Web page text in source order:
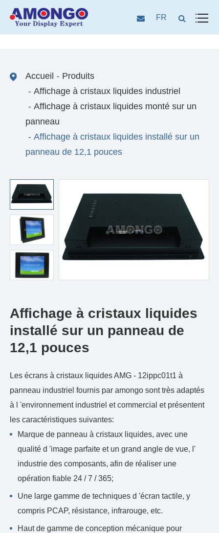
FR
Accueil
Produits
Affichage à cristaux liquides industriel
Affichage à cristaux liquides monté sur un
panneau
Affichage à cristaux liquides installé sur un
panneau de 12,1 pouces
Affichage à cristaux liquides
installé sur un panneau de
12,1 pouces
Les écrans à cristaux liquides AMG - 12ippc01t1 à
panneau industriel fournis par amongo sont très adaptés
à l 'environnement industriel et commercial et présentent
les caractéristiques suivantes:
Marque de panneau à cristaux liquides, avec une
qualité d 'image parfaite et un grand angle de vue, l'
industrie des composants, afin de réaliser une
opération fiable 24 / 7 / 365;
Une large gamme de techniques d 'écran tactile, y
compris PCAP, résistance, infrarouge, etc.
Haut de gamme de conception mécanique pour